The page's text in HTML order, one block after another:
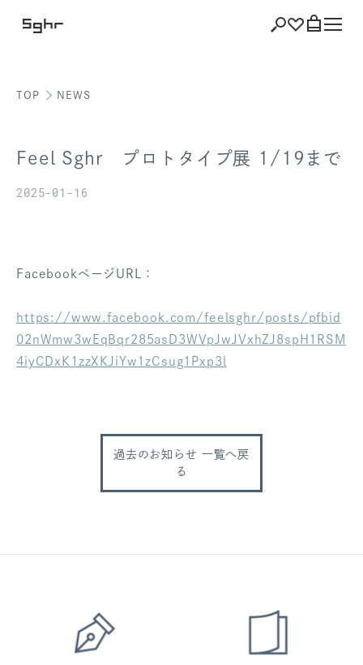
ショッピングバッグを見る
お気に入り
TOP NEWS
Feel Sghr プロトタイプ展 1/19まで
2025-01-16
FacebookページURL：
https://www.facebook.com/feelsghr/posts/pfbid
02nWmw3wEqBqr285asD3WVpJwJVxhZJ8spH1RSM
4iyCDxK1zzXKJiYw1zCsug1Pxp3l
過去のお知らせ 一覧へ戻
る